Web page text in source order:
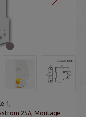
1,
25A, Montage